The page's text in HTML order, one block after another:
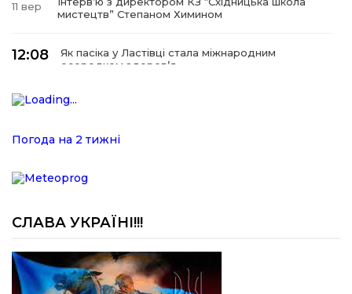
11 вер
мистецтв” Степаном Химином
12:08
Як пасіка у Ластівці стала міжнародним
осередком здоров’я
15 лип
“Респект — Гаївка”
17:07
Віра, що не згасає. Історія сили духу,
Баброцяк
20:06
24 чер
Нескорена сила зі Східниці. Анна Іроденко –
абсолютна чемпіонка Європи з армреслінгу
Погода на 2 тижні
СЛАВА УКРАЇНІ!!!